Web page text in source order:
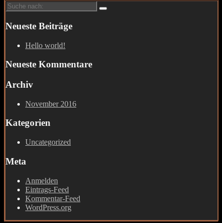
Suche
nach:
Neueste Beiträge
Hello world!
Neueste Kommentare
Archiv
November 2016
Kategorien
Uncategorized
Meta
Anmelden
Eintrags-Feed
Kommentar-Feed
WordPress.org